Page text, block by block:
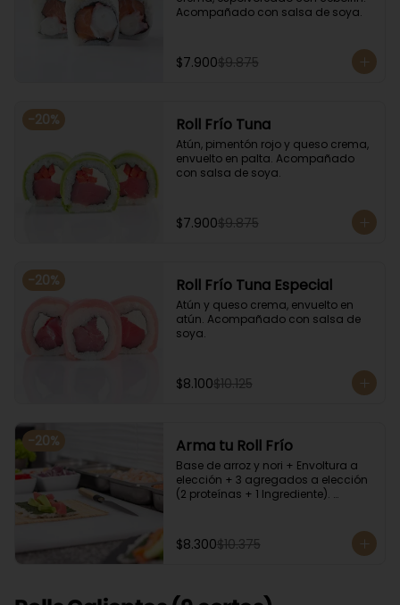
Acompañado con salsa de soya.
$7.900$9.875
-20% Roll Frío Tuna
Atún, pimentón rojo y queso crema,
envuelto en palta. Acompañado
con salsa de soya.
$7.900$9.875
-20% Roll Frío Tuna Especial
Atún y queso crema, envuelto en
atún. Acompañado con salsa de
soya.
$8.100$10.125
-20% Arma tu Roll Frío
Base de arroz y nori + Envoltura a
elección + 3 agregados a elección
(2 proteínas + 1 Ingrediente).
$8.300$10.375